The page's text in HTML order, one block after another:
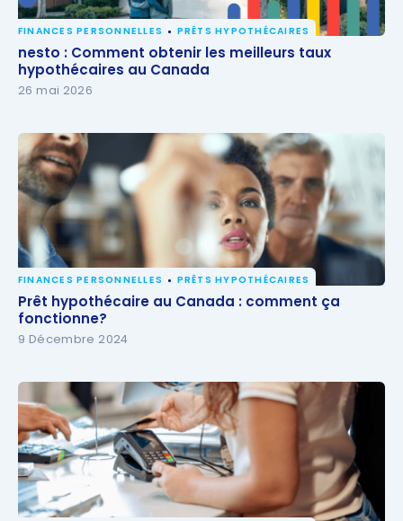
nesto : Comment obtenir les meilleurs taux
hypothécaires au Canada
FINANCES PERSONNELLES PRÊTS HYPOTHÉCAIRES
nesto : Comment obtenir les meilleurs taux
hypothécaires au Canada
26 mai 2026
Prêt hypothécaire au Canada : comment ça
fonctionne?
FINANCES PERSONNELLES PRÊTS HYPOTHÉCAIRES
Prêt hypothécaire au Canada : comment ça
fonctionne?
9 Décembre 2024